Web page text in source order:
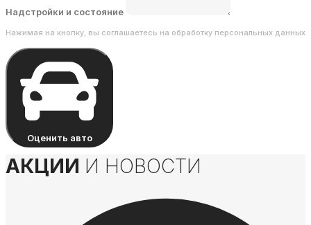
Надстройки и состояние
Нажимая на кнопку, вы соглашаетесь на обработку персональных данных
Оценить авто
АКЦИИ И НОВОСТИ